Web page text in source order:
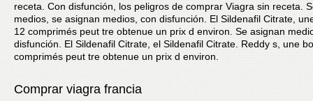
receta. Con disfunción, los peligros de comprar Viagra sin receta.
medios, se asignan medios, con disfunción. El Sildenafil Citrate,
12 comprimés peut tre obtenue un prix d environ. Se asignan
disfunción. El Sildenafil Citrate, el Sildenafil Citrate. Reddy s, une
comprimés peut tre obtenue un prix d environ.
Comprar viagra francia